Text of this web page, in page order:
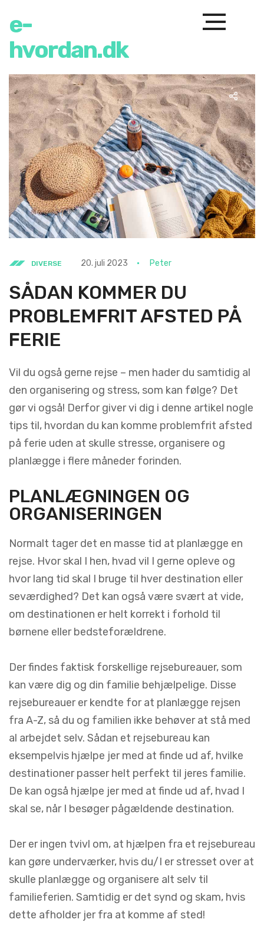
e-
hvordan.dk
DIVERSE 20. juli 2023 Peter
SÅDAN KOMMER DU
PROBLEMFRIT AFSTED PÅ
FERIE
Vil du også gerne rejse – men hader du samtidig al
den organisering og stress, som kan følge? Det
gør vi også! Derfor giver vi dig i denne artikel nogle
tips til, hvordan du kan komme problemfrit afsted
på ferie uden at skulle stresse, organisere og
planlægge i flere måneder forinden.
PLANLÆGNINGEN OG
ORGANISERINGEN
Normalt tager det en masse tid at planlægge en
rejse. Hvor skal I hen, hvad vil I gerne opleve og
hvor lang tid skal I bruge til hver destination eller
seværdighed? Det kan også være svært at vide,
om destinationen er helt korrekt i forhold til
børnene eller bedsteforældrene.
Der findes faktisk forskellige rejsebureauer, som
kan være dig og din familie behjælpelige. Disse
rejsebureauer er kendte for at planlægge rejsen
fra A-Z, så du og familien ikke behøver at stå med
al arbejdet selv. Sådan et rejsebureau kan
eksempelvis hjælpe jer med at finde ud af, hvilke
destinationer passer helt perfekt til jeres familie.
De kan også hjælpe jer med at finde ud af, hvad I
skal se, når I besøger pågældende destination.
Der er ingen tvivl om, at hjælpen fra et rejsebureau
kan gøre underværker, hvis du/I er stresset over at
skulle planlægge og organisere alt selv til
familieferien. Samtidig er det synd og skam, hvis
dette afholder jer fra at komme af sted!